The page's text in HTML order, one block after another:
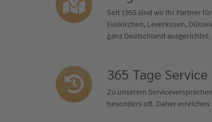
Seit 1955 sind wir Ihr Partner
Euskirchen, Leverkusen,
ganz Deutschland ausgerichtet.
365 Tage Service
Zu unserem
besonders oft. Daher erreichen